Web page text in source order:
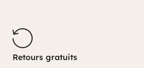
Retours gratuits